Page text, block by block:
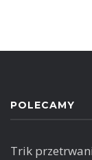
POLECAMY
Trik